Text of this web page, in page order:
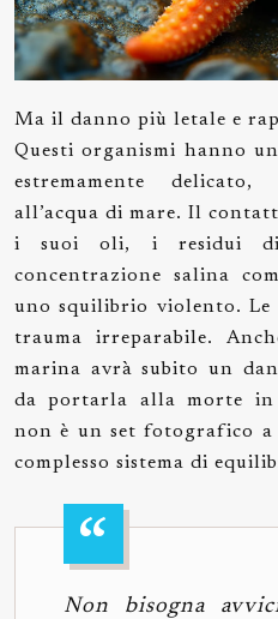
Ma il danno più letale e
Questi organismi hanno
estremamente delicato,
all’acqua di mare. Il
i suoi oli, i residui di
concentrazione salina
uno squilibrio violento. Le
trauma irreparabile.
marina avrà subito un
da portarla alla morte in
non è un set fotografico a
complesso sistema di
Non bisogna